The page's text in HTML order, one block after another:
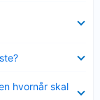
hvornår skal